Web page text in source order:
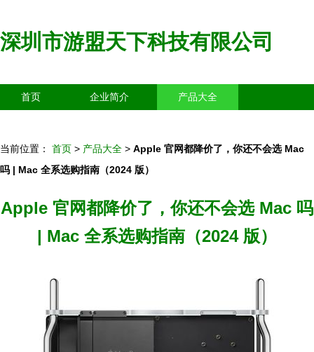
深圳市游盟天下科技有限公司
首页 企业简介 产品大全
当前位置： 首页 > 产品大全 > Apple 官网都降价了，你还不会选 Mac
吗 | Mac 全系选购指南（2024 版）
Apple 官网都降价了，你还不会选 Mac 吗
| Mac 全系选购指南（2024 版）